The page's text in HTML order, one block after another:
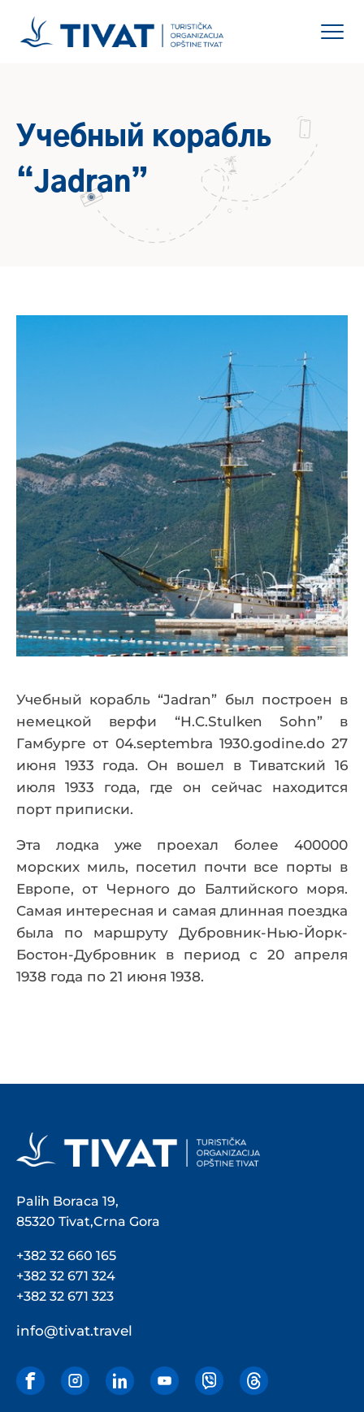
Учебный корабль
“Jadran”
Учебный корабль “Jadran” был построен в
немецкой верфи “H.C.Stulken Sohn” в
Гамбурге от 04.septembra 1930.godine.do 27
июня 1933 года. Он вошел в Тиватский 16
июля 1933 года, где он сейчас находится
порт приписки.
Эта лодка уже проехал более 400000
морских миль, посетил почти все порты в
Европе, от Черного до Балтийского моря.
Самая интересная и самая длинная поездка
была по маршруту Дубровник-Нью-Йорк-
Бостон-Дубровник в период с 20 апреля
1938 года по 21 июня 1938.
Palih Boraca 19,
85320 Tivat,Crna Gora
+382 32 660 165
+382 32 671 324
+382 32 671 323
info@tivat.travel